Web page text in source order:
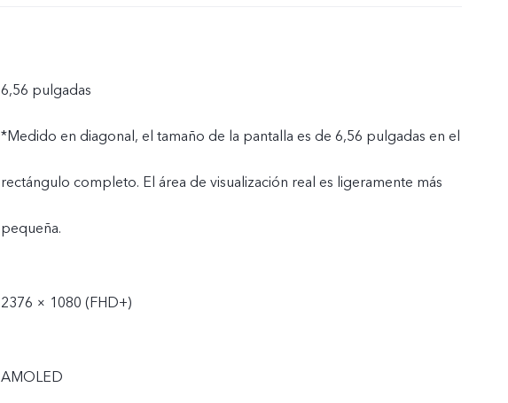
6,56 pulgadas
*Medido en diagonal, el tamaño de la pantalla es de 6,56 pulgadas en el
rectángulo completo. El área de visualización real es ligeramente más
pequeña.
2376 × 1080 (FHD+)
AMOLED